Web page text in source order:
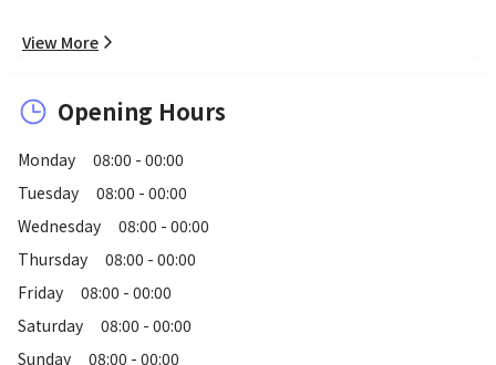
View More
Opening Hours
Monday
08:00 - 00:00
Tuesday
08:00 - 00:00
Wednesday
08:00 - 00:00
Thursday
08:00 - 00:00
Friday
08:00 - 00:00
Saturday
08:00 - 00:00
Sunday
08:00 - 00:00